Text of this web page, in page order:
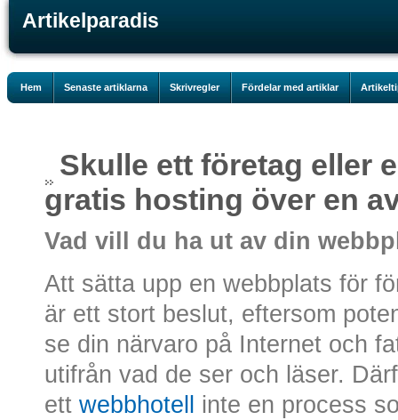
Artikelparadis
Hem Senaste artiklarna Skrivregler Fördelar med artiklar
Skulle ett företag eller
gratis hosting över en
Vad vill du ha ut av din
Att sätta upp en webbplats för
är ett stort beslut, eftersom
se din närvaro på Internet och
utifrån vad de ser och läser.
ett webbhotell
inte en process